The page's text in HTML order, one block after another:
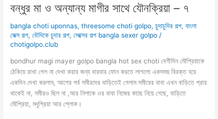
বন্ধুর মা ও অন্যান্য মাগীর সাথে যৌনক্রিয়া – ৭
bangla choti uponnas,threesome choti golpo,চুদাচুদির গল্প,বাংলা
সেক্স গল্প,বৌদিকে চুদার গল্প,সেক্সের গল্প bangla sexer golpo /
chotigolpo.club
bondhur magi mayer golpo bangla hot sex choti বেশীদিন মৌপ্রিয়াকে
ঠেকিয়ে রাখা গেল না দেখা করার জন্য বারবার ফোন করতে লাগলো একসময় বিরক্ত হয়ে
একদিন দেখা করলাম, আগের পর্ব সমীরদের বাড়িতেই গেলাম সমীরের বাবা এখন বাড়িতে প্রায়
থাকেই না, সমীর‌ও ছিল না ,আর নিশাকে ওর বাবা নিজের কাছে নিয়ে গেছে, বাড়িতে
মৌপ্রিয়া, মধুপ্রিয়া আর শ্লোক।